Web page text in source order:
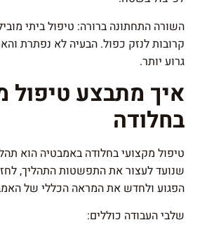
השורה התחתונה ברורה: טיפול ביתי
קרובות לנזק כפול. הבעיה לא נפתרת
גרוע יותר.
איך מתבצע טיפול
בחלודה
טיפול מקצועי בחלודה באמבטיה הוא
שנועד לעצור את התפשטות התהליך,
הפגוע ולחדש את המראה הכללי של
שלבי העבודה כוללים: